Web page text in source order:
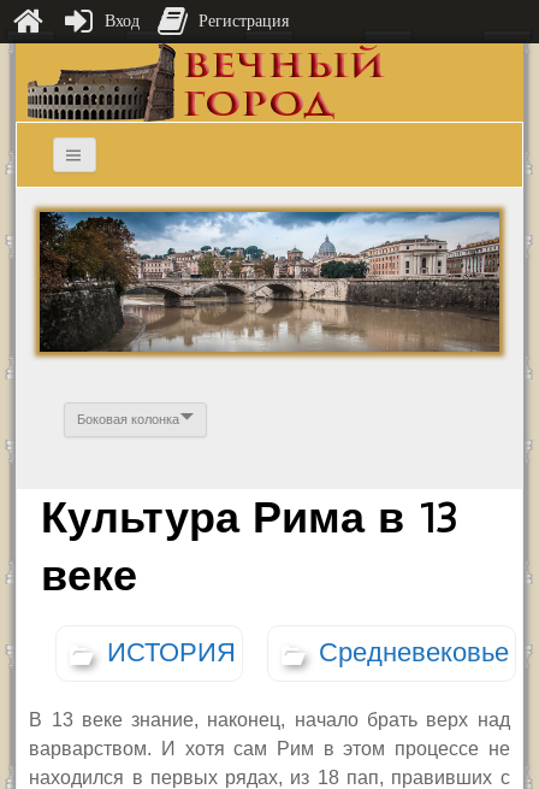
Боковая колонка
Культура Рима в 13
веке
ИСТОРИЯ Средневековье
В 13 веке знание, наконец, начало брать верх над
варварством. И хотя сам Рим в этом процессе не
находился в первых рядах, из 18 пап, правивших с
Вход Регистрация